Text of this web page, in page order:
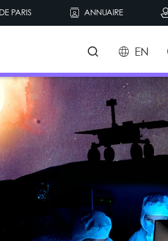
PARIS ANNUAIRE
EN